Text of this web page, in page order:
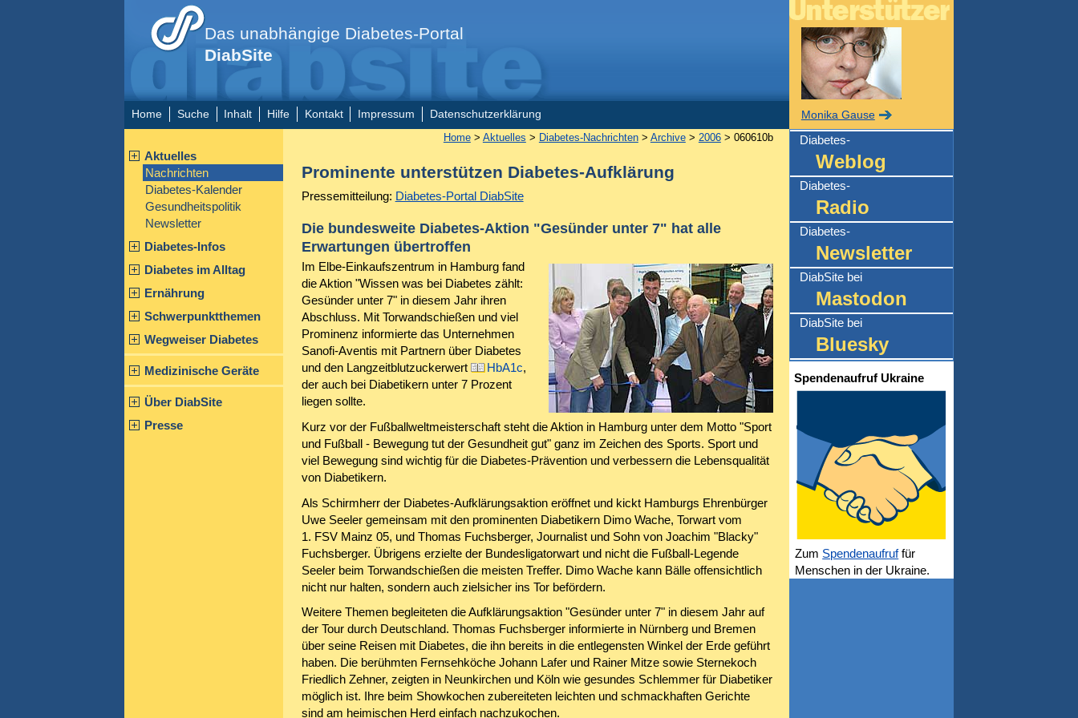
Das unabhängige Diabetes-Portal
DiabSite
Home Suche Inhalt Hilfe Kontakt Impressum Datenschutzerklärung
Aktuelles
Nachrichten
Diabetes-Kalender
Gesundheitspolitik
Newsletter
Diabetes-Infos
Diabetes im Alltag
Ernährung
Schwerpunktthemen
Wegweiser Diabetes
Medizinische Geräte
Über DiabSite
Presse
Home> Aktuelles > Diabetes-Nachrichten> Archive> 2006> 060610b
Prominente unterstützen Diabetes-Aufklärung
Pressemitteilung: Diabetes-Portal DiabSite
Die bundesweite Diabetes-Aktion "Gesünder unter 7" hat alle
Erwartungen übertroffen
Im Elbe-Einkaufszentrum in Hamburg fand
die Aktion "Wissen was bei Diabetes zählt:
Gesünder unter 7" in diesem Jahr ihren
Abschluss. Mit Torwandschießen und viel
Prominenz informierte das Unternehmen
Sanofi-Aventis mit Partnern über Diabetes
und den Langzeitblutzuckerwert
HbA1c,
der auch bei Diabetikern unter 7 Prozent
liegen sollte.
Kurz vor der Fußballweltmeisterschaft steht die Aktion in Hamburg unter dem Motto "Sport
und Fußball - Bewegung tut der Gesundheit gut" ganz im Zeichen des Sports. Sport und
viel Bewegung sind wichtig für die Diabetes-Prävention und verbessern die Lebensqualität
von Diabetikern.
Als Schirmherr der Diabetes-Aufklärungsaktion eröffnet und kickt Hamburgs Ehrenbürger
Uwe Seeler gemeinsam mit den prominenten Diabetikern Dimo Wache, Torwart vom
1. FSV Mainz 05, und Thomas Fuchsberger, Journalist und Sohn von Joachim "Blacky"
Fuchsberger. Übrigens erzielte der Bundesligatorwart und nicht die Fußball-Legende
Seeler beim Torwandschießen die meisten Treffer. Dimo Wache kann Bälle offensichtlich
nicht nur halten, sondern auch zielsicher ins Tor befördern.
Weitere Themen begleiteten die Aufklärungsaktion "Gesünder unter 7" in diesem Jahr auf
der Tour durch Deutschland. Thomas Fuchsberger informierte in Nürnberg und Bremen
über seine Reisen mit Diabetes, die ihn bereits in die entlegensten Winkel der Erde geführt
haben. Die berühmten Fernsehköche Johann Lafer und Rainer Mitze sowie Sternekoch
Friedlich Zehner, zeigten in Neunkirchen und Köln wie gesundes Schlemmer für Diabetiker
möglich ist. Ihre beim Showkochen zubereiteten leichten und schmackhaften Gerichte
sind am heimischen Herd einfach nachzukochen.
Monika Gause
Diabetes-
Weblog
Diabetes-
Radio
Diabetes-
Newsletter
DiabSite bei
Mastodon
DiabSite bei
Bluesky
Spendenaufruf Ukraine
Zum Spendenaufruffür
Menschen in der Ukraine.